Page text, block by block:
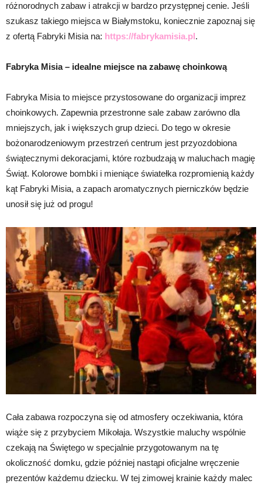
różnorodnych zabaw i atrakcji w bardzo przystępnej cenie. Jeśli
szukasz takiego miejsca w Białymstoku, koniecznie zapoznaj się
z ofertą Fabryki Misia na: https://fabrykamisia.pl.
Fabryka Misia – idealne miejsce na zabawę choinkową
Fabryka Misia to miejsce przystosowane do organizacji imprez
choinkowych. Zapewnia przestronne sale zabaw zarówno dla
mniejszych, jak i większych grup dzieci. Do tego w okresie
bożonarodzeniowym przestrzeń centrum jest przyozdobiona
świątecznymi dekoracjami, które rozbudzają w maluchach magię
Świąt. Kolorowe bombki i mieniące światełka rozpromienią każdy
kąt Fabryki Misia, a zapach aromatycznych pierniczków będzie
unosił się już od progu!
Cała zabawa rozpoczyna się od atmosfery oczekiwania, która
wiąże się z przybyciem Mikołaja. Wszystkie maluchy wspólnie
czekają na Świętego w specjalnie przygotowanym na tę
okoliczność domku, gdzie później nastąpi oficjalne wręczenie
prezentów każdemu dziecku. W tej zimowej krainie każdy malec